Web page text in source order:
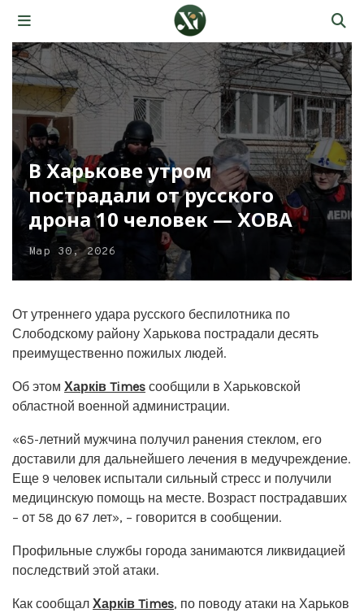
В Харькове утром
пострадали от русского
дрона 10 человек — ХОВА
Мар 30, 2026
От утреннего удара русского беспилотника по
Слободскому району Харькова пострадали десять
преимущественно пожилых людей.
Об этом Харків Times сообщили в Харьковской
областной военной администрации.
«65-летний мужчина получил ранения стеклом, его
доставили для дальнейшего лечения в медучреждение.
Еще 9 человек испытали сильный стресс и получили
медицинскую помощь на месте. Возраст пострадавших
– от 58 до 67 лет», – говорится в сообщении.
Профильные службы города занимаются ликвидацией
последствий этой атаки.
Как сообщал Харків Times, по поводу атаки на Харьков